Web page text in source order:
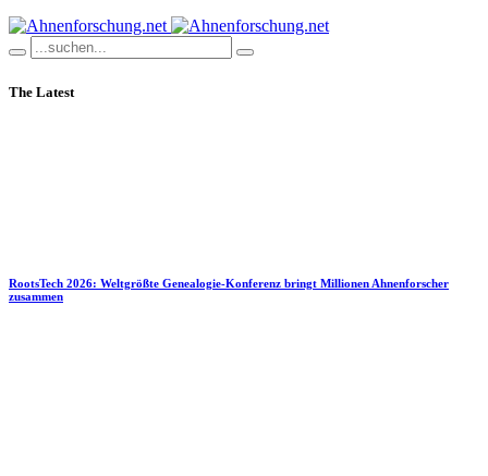
The Latest
RootsTech 2026: Weltgrößte Genealogie-Konferenz bringt Millionen Ahnenforscher
zusammen